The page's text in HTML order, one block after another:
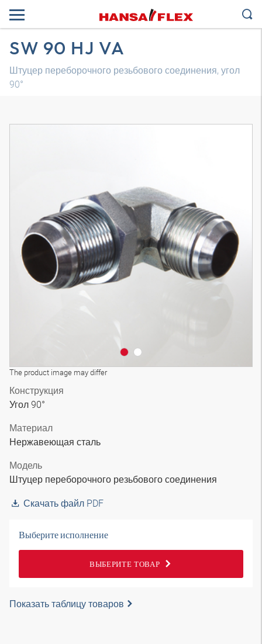
SW 90 HJ VA
Штуцер переборочного резьбового соединения, угол
90°
The product image may differ
Конструкция
Угол 90°
Материал
Нержавеющая сталь
Модель
Штуцер переборочного резьбового соединения
Скачать файл PDF
Выберите исполнение
ВЫБЕРИТЕ ТОВАР
Показать таблицу товаров